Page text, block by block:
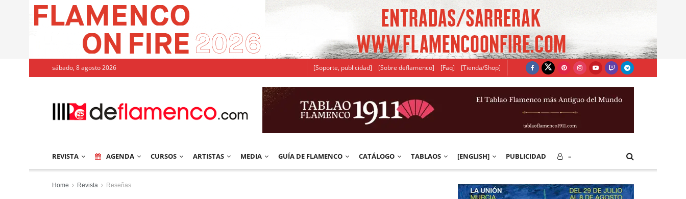
sábado, 8 agosto 2026 [Soporte, publicidad] [Sobre deflamenco] [Faq] [Tienda/Shop]
REVISTA AGENDA CURSOS ARTISTAS MEDIA GUÍA DE FLAMENCO CATÁLOGO TABLAOS [ENGLISH] PUBLICIDAD –
Home Revista Reseñas